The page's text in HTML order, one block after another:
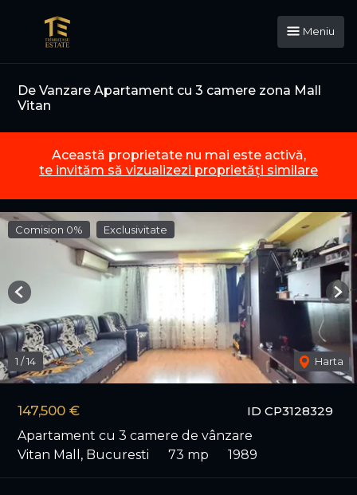
Meniu
De Vanzare Apartament cu 3 camere zona Mall
Vitan
Această proprietate nu mai este activă,
te invităm să vizualizezi proprietăți similare
ID CP3128329
147,500 €
Apartament cu 3 camere de vânzare
Vitan Mall, Bucuresti
73 mp 1989
Comision 0% Exclusivitate
1 /14 Harta
Previous